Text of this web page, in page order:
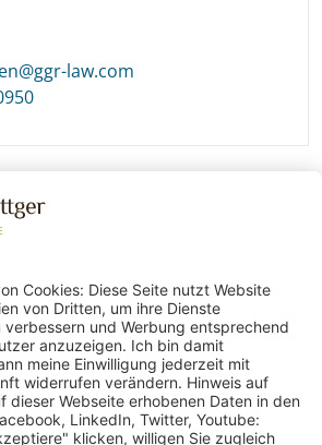
law.com
gulden röttger rechtsanwälte